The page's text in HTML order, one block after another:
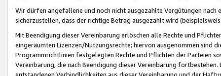
Wir dürfen angefallene und noch nicht ausgezahlte Vergütungen
sicherzustellen, dass der richtige Betrag ausgezahlt wird
Mit Beendigung dieser Vereinbarung erlöschen alle Rechte und
eingeräumten Lizenzen/Nutzungsrechte; hiervon ausgenommen sind
Programmrichtlinien festgelegten Rechte und Pflichten der Parteien
Vereinbarung, die nach Beendigung dieser Vereinbarung
entstandenen Verbindlichkeiten aus dieser Vereinbarung und der